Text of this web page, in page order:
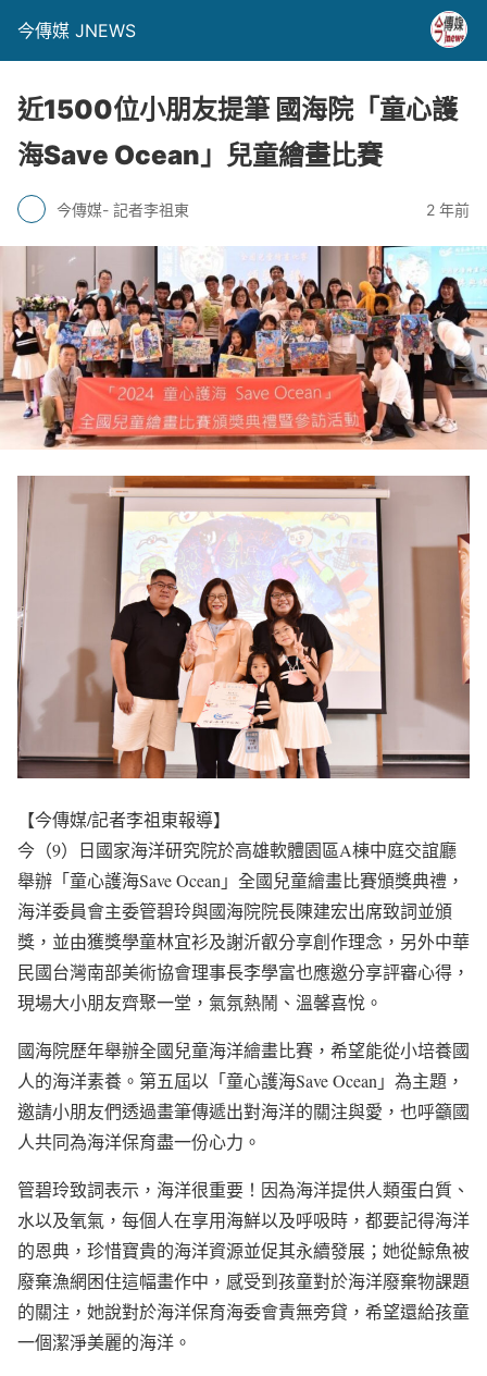
今傳媒 JNEWS
近1500位小朋友提筆 國海院「童心護
海Save Ocean」兒童繪畫比賽
今傳媒- 記者李祖東 2 年前
【今傳媒/記者李祖東報導】
今（9）日國家海洋研究院於高雄軟體園區A棟中庭交誼廳
舉辦「童心護海Save Ocean」全國兒童繪畫比賽頒獎典禮，
海洋委員會主委管碧玲與國海院院長陳建宏出席致詞並頒
獎，並由獲獎學童林宜衫及謝沂叡分享創作理念，另外中華
民國台灣南部美術協會理事長李學富也應邀分享評審心得，
現場大小朋友齊聚一堂，氣氛熱鬧、溫馨喜悅。
國海院歷年舉辦全國兒童海洋繪畫比賽，希望能從小培養國
人的海洋素養。第五屆以「童心護海Save Ocean」為主題，
邀請小朋友們透過畫筆傳遞出對海洋的關注與愛，也呼籲國
人共同為海洋保育盡一份心力。
管碧玲致詞表示，海洋很重要！因為海洋提供人類蛋白質、
水以及氧氣，每個人在享用海鮮以及呼吸時，都要記得海洋
的恩典，珍惜寶貴的海洋資源並促其永續發展；她從鯨魚被
廢棄漁網困住這幅畫作中，感受到孩童對於海洋廢棄物課題
的關注，她說對於海洋保育海委會責無旁貸，希望還給孩童
一個潔淨美麗的海洋。